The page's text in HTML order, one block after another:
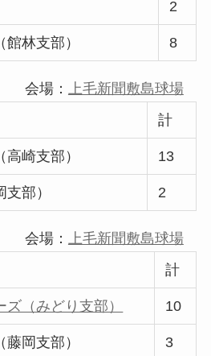
2
林支部） 8
) 会場： 上毛新聞敷島球場
計
崎支部） 13
部） 2
) 会場： 上毛新聞敷島球場
計
（みどり支部） 10
岡支部） 3